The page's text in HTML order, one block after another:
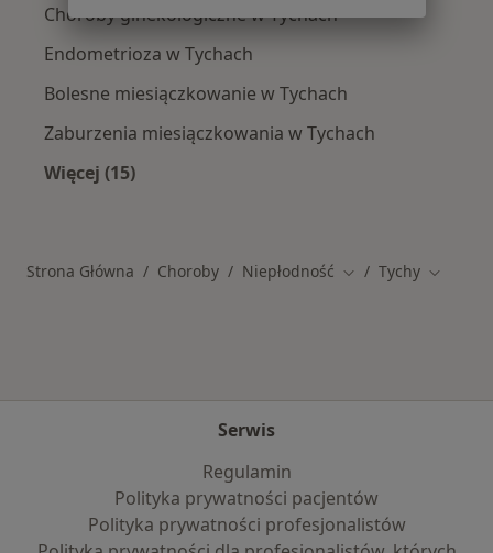
Choroby ginekologiczne w Tychach
Endometrioza w Tychach
Bolesne miesiączkowanie w Tychach
Zaburzenia miesiączkowania w Tychach
Więcej (15)
Strona Główna Choroby Niepłodność Zmień miasto
Tychy Zmień
Serwis
Regulamin
Polityka prywatności pacjentów
Polityka prywatności profesjonalistów